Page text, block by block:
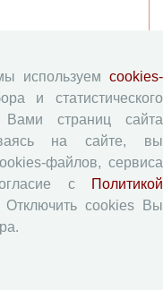
используем cookies-
и статистического
страниц сайта
на сайте, вы
файлов, сервиса
с
Политикой
Отключить cookies Вы